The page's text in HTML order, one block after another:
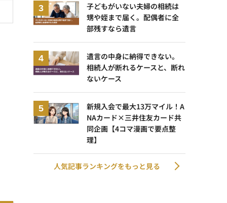
子どもがいない夫婦の相続は
甥や姪まで届く。配偶者に全
部残すなら遺言
遺言の中身に納得できない。
相続人が断れるケースと、断れ
ないケース
新規入会で最大13万マイル！A
NAカード×三井住友カード共
同企画【4コマ漫画で要点整
理】
人気記事ランキングをもっと見る